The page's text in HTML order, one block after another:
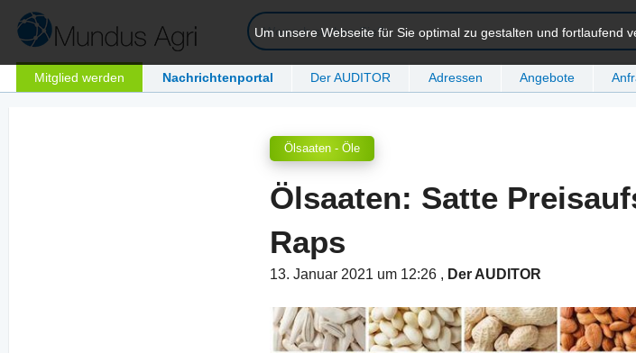
Mitglied werden Nachrichtenportal Der AUDITOR Adressen Angebote
Um unsere Webseite für Sie optimal zu gestalten und fortlaufend
Ölsaaten - Öle
Ölsaaten: Satte
Raps
13. Januar 2021 um 12:26 , Der AUDITOR